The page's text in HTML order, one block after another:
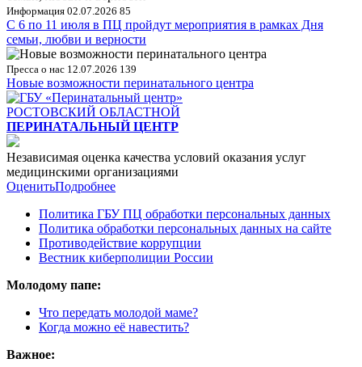
Информация 02.07.2026 85
С 6 по 11 июля в ПЦ пройдут мероприятия в рамках Дня
семьи, любви и верности
Пресса о нас 12.07.2026 139
Новые возможности перинатального центра
РОСТОВСКИЙ ОБЛАСТНОЙ
ПЕРИНАТАЛЬНЫЙ ЦЕНТР
Независимая оценка качества условий оказания услуг
медицинскими организациями
ОценитьПодробнее
Политика ГБУ ПЦ обработки персональных данных
Политика обработки персональных данных на сайте
Противодействие коррупции
Вестник киберполиции России
Молодому папе:
Что передать молодой маме?
Когда можно её навестить?
Важное: